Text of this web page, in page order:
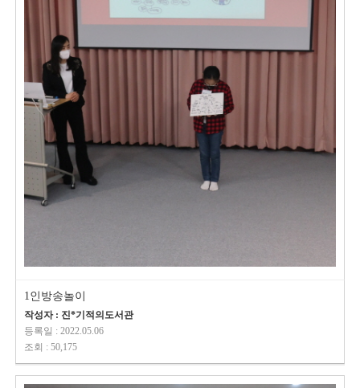
1인방송놀이
작성자 : 진*기적의도서관
등록일 : 2022.05.06
조회 : 50,175